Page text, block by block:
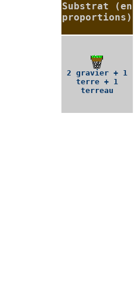
Substrat (en
proportions)
2 gravier + 1
terre + 1
terreau